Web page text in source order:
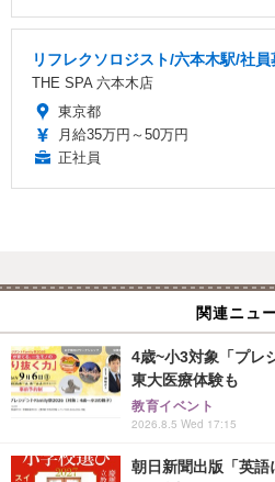
リフレクソロジスト/六本木駅/社
THE SPA 六本木店
東京都
月給35万円～50万円
正社員
関連ニュ
4歳~小3対象「プレ
東大医療体験も
教育イベント
2026.8.5 Wed 17:15
朝日新聞出版「英語